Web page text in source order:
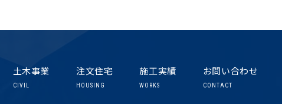
土木事業
CIVIL
注文住宅
HOUSING
施工実績
WORKS
お問い合わせ
CONTACT